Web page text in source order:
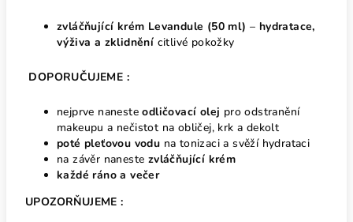
zvláčňující krém Levandule (50 ml) – hydratace,
výživa a zklidnění citlivé pokožky
DOPORUČUJEME :
nejprve nanesteodličovací olej pro odstranění
makeupu a nečistot na obličej, krk a dekolt
poté pleťovou vodu na tonizaci a svěží hydrataci
na závěr naneste zvláčňující krém
každé ráno a večer
UPOZORŇUJEME :